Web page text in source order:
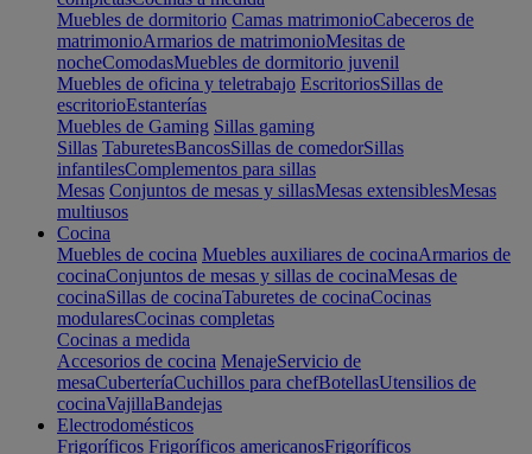
Muebles de dormitorio Camas matrimonioCabeceros de
matrimonioArmarios de matrimonioMesitas de
nocheComodasMuebles de dormitorio juvenil
Muebles de oficina y teletrabajo EscritoriosSillas de
escritorioEstanterías
Muebles de Gaming Sillas gaming
Sillas TaburetesBancosSillas de comedorSillas
infantilesComplementos para sillas
Mesas Conjuntos de mesas y sillasMesas extensiblesMesas
multiusos
Cocina
Muebles de cocina Muebles auxiliares de cocinaArmarios de
cocinaConjuntos de mesas y sillas de cocinaMesas de
cocinaSillas de cocinaTaburetes de cocinaCocinas
modularesCocinas completas
Cocinas a medida
Accesorios de cocina MenajeServicio de
mesaCuberteríaCuchillos para chefBotellasUtensilios de
cocinaVajillaBandejas
Electrodomésticos
Frigoríficos Frigoríficos americanosFrigoríficos